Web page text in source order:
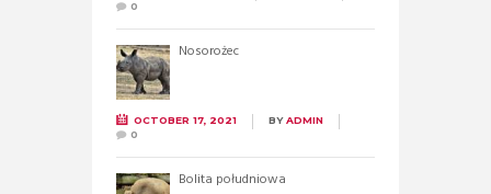
0
Nosorożec
OCTOBER 17, 2021 BYADMIN
0
Bolita południowa